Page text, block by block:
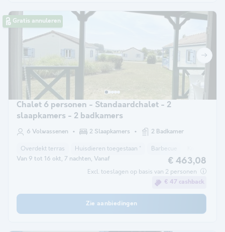
Gratis annuleren
Chalet 6 personen - Standaardchalet - 2
slaapkamers - 2 badkamers
6 Volwassenen 2 Slaapkamers 2 Badkamer
Overdekt terras Huisdieren toegestaan * Barbecue
Van 9 tot 16 okt, 7 nachten, Vanaf € 463,08
Excl. toeslagen op basis van 2 personen
€ 47 cashback
Zie aanbiedingen